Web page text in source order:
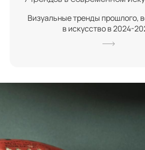
Визуальные тренды прошлого,
в искусство в 2024-